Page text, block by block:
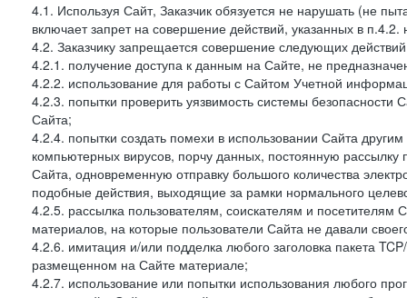
4.1. Используя Сайт, Заказчик обязуется не нарушать (не
включает запрет на совершение действий, указанных в
4.2. Заказчику запрещается совершение следующих
4.2.1. получение доступа к данным на Сайте, не
4.2.2. использование для работы с Сайтом Учетной
4.2.3. попытки проверить уязвимость системы
Сайта;
4.2.4. попытки создать помехи в использовании Сайта
компьютерных вирусов, порчу данных, постоянную
Сайта, одновременную отправку большого количества
подобные действия, выходящие за рамки нормального
4.2.5. рассылка пользователям, соискателям и
материалов, на которые пользователи Сайта не давали
4.2.6. имитация и/или подделка любого заголовка пакета
размещенном на Сайте материале;
4.2.7. использование или попытки использования любого